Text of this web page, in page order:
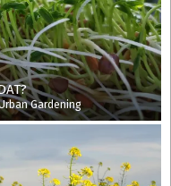
Gardening